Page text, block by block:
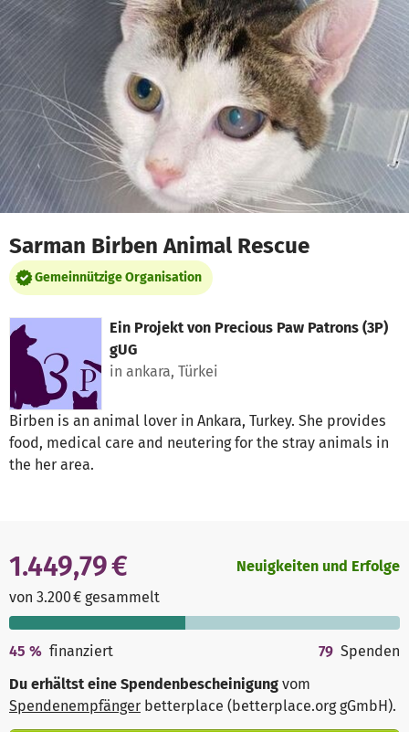
Zum Hauptinhalt springen
Erklärung zur Barrierefreiheit anzeigen
Sarman Birben Animal Rescue
Gemeinnützige Organisation
Ein Projekt von Precious Paw Patrons (3P)
gUG
in ankara, Türkei
Birben is an animal lover in Ankara, Turkey. She provides
food, medical care and neutering for the stray animals in
the her area.
1.449,79 €
von 3.200 € gesammelt
Neuigkeiten und Erfolge
45 % finanziert 79 Spenden
Du erhältst eine Spendenbescheinigung vom
Spendenempfänger betterplace (betterplace.org gGmbH).